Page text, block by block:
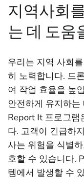
지역사회
는 데 도움
우리는 지역 사회
히 노력합니다. 드
여 작업 효율을 높
안전하게 유지하는
Report It 프로그램
다. 고객이 긴급하
사는 위험을 식별
호할 수 있습니다.
템에서 발생할 수